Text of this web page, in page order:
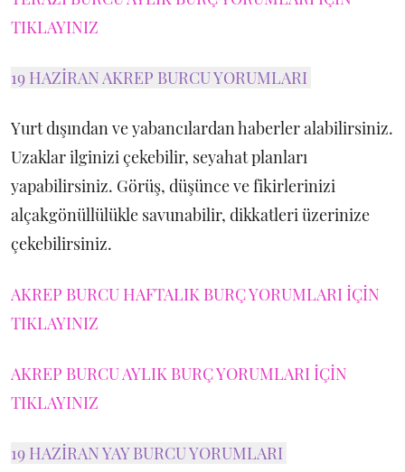
TIKLAYINIZ
19 HAZİRAN AKREP BURCU YORUMLARI
Yurt dışından ve yabancılardan haberler alabilirsiniz.
Uzaklar ilginizi çekebilir, seyahat planları
yapabilirsiniz. Görüş, düşünce ve fikirlerinizi
alçakgönüllülükle savunabilir, dikkatleri üzerinize
çekebilirsiniz.
AKREP BURCU HAFTALIK BURÇ YORUMLARI İÇİN
TIKLAYINIZ
AKREP BURCU AYLIK BURÇ YORUMLARI İÇİN
TIKLAYINIZ
19 HAZİRAN YAY BURCU YORUMLARI